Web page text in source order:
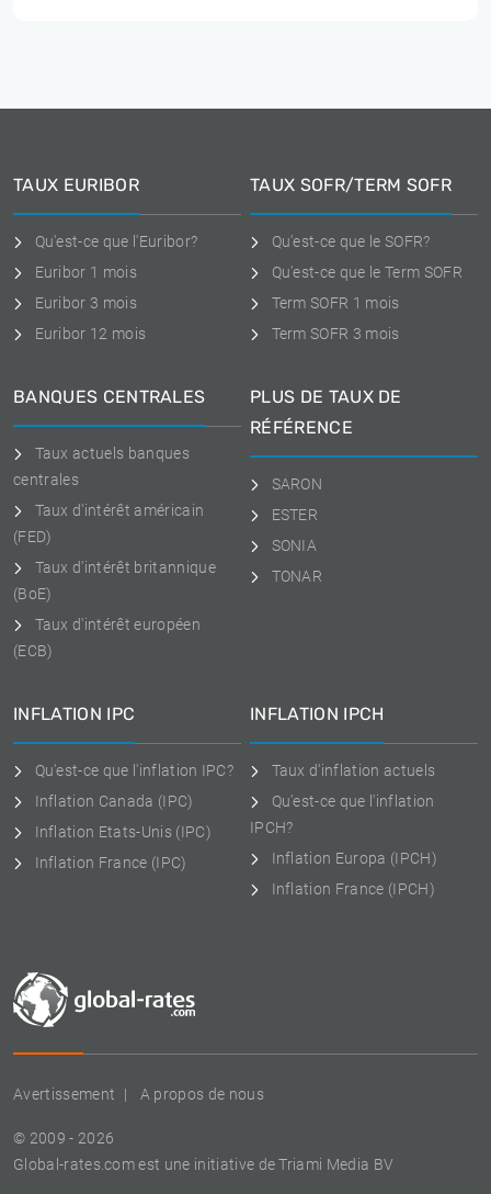
Avertissement A propos de nous
© 2009 - 2026
Global-rates.com est une initiative de Triami Media BV
TAUX EURIBOR
Qu'est-ce que l'Euribor?
Euribor 1 mois
Euribor 3 mois
Euribor 12 mois
TAUX SOFR/TERM SOFR
Qu'est-ce que le SOFR?
Qu'est-ce que le Term SOFR
Term SOFR 1 mois
Term SOFR 3 mois
BANQUES CENTRALES
Taux actuels banques
centrales
Taux d'intérêt américain
(FED)
Taux d'intérêt britannique
(BoE)
Taux d'intérêt européen
(ECB)
PLUS DE TAUX DE
RÉFÉRENCE
SARON
ESTER
SONIA
TONAR
INFLATION IPC
Qu'est-ce que l'inflation IPC?
Inflation Canada (IPC)
Inflation Etats-Unis (IPC)
Inflation France (IPC)
INFLATION IPCH
Taux d'inflation actuels
Qu'est-ce que l'inflation
IPCH?
Inflation Europa (IPCH)
Inflation France (IPCH)